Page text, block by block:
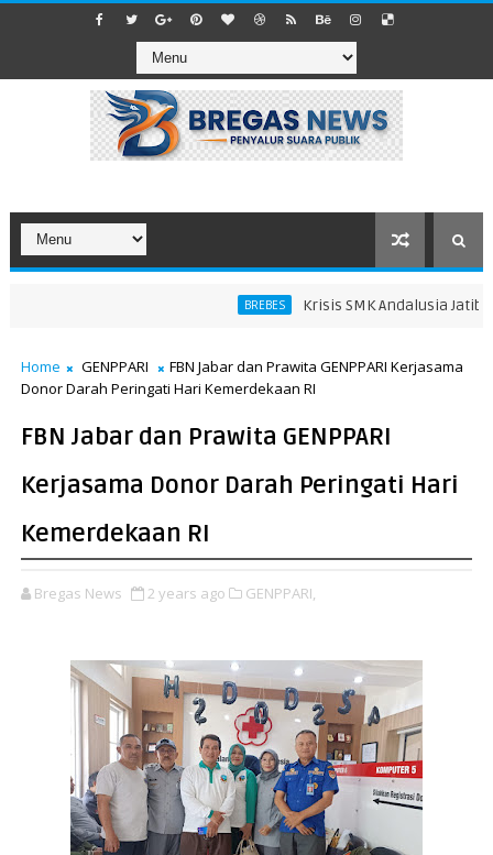
BREBES Krisis SMK Andalusia
Home GENPPARI
FBN Jabar dan Prawita GENPPARI Kerjasama
Donor Darah Peringati Hari Kemerdekaan RI
FBN Jabar dan Prawita GENPPARI
Kerjasama Donor Darah Peringati Hari
Kemerdekaan RI
Bregas News 2 years ago GENPPARI,